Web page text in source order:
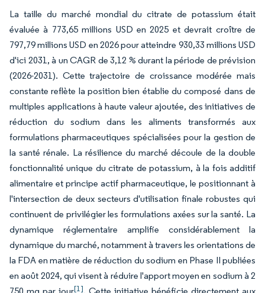
La taille du marché mondial du citrate de potassium était
évaluée à 773,65 millions USD en 2025 et devrait croître de
797,79 millions USD en 2026 pour atteindre 930,33 millions USD
d'ici 2031, à un CAGR de 3,12 % durant la période de prévision
(2026-2031). Cette trajectoire de croissance modérée mais
constante reflète la position bien établie du composé dans de
multiples applications à haute valeur ajoutée, des initiatives de
réduction du sodium dans les aliments transformés aux
formulations pharmaceutiques spécialisées pour la gestion de
la santé rénale. La résilience du marché découle de la double
fonctionnalité unique du citrate de potassium, à la fois additif
alimentaire et principe actif pharmaceutique, le positionnant à
l'intersection de deux secteurs d'utilisation finale robustes qui
continuent de privilégier les formulations axées sur la santé. La
dynamique réglementaire amplifie considérablement la
dynamique du marché, notamment à travers les orientations de
la FDA en matière de réduction du sodium en Phase II publiées
en août 2024, qui visent à réduire l'apport moyen en sodium à 2
[1]